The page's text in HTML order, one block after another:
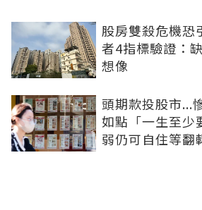
股房雙殺危機恐
者4指標驗證：
想像
頭期款投股市...
如點「一生至少
弱仍可自住等翻